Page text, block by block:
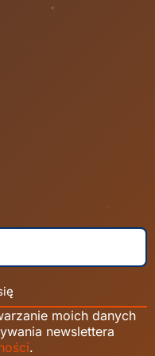
moich danych
newslettera
.